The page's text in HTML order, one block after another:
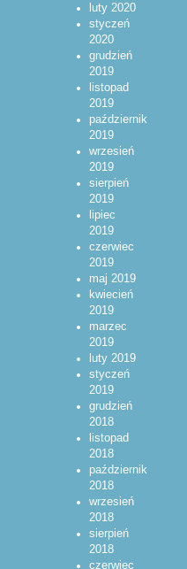
luty 2020
styczeń
2020
grudzień
2019
listopad
2019
październik
2019
wrzesień
2019
sierpień
2019
lipiec
2019
czerwiec
2019
maj 2019
kwiecień
2019
marzec
2019
luty 2019
styczeń
2019
grudzień
2018
listopad
2018
październik
2018
wrzesień
2018
sierpień
2018
czerwiec